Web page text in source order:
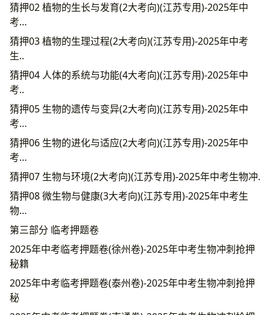
猜押02 植物的生长与发育(2大考向)(江苏专用)-2025年中
考…
猜押03 植物的生理过程(2大考向)(江苏专用)-2025年中考
生..
猜押04 人体的系统与功能(4大考向)(江苏专用)-2025年中
考..
猜押05 生物的遗传与变异(2大考向)(江苏专用)-2025年中
考…
猜押06 生物的进化与适应(2大考向)(江苏专用)-2025年中
考…
猜押07 生物与环境(2大考向)(江苏专用)-2025年中考生物冲.
猜押08 微生物与健康(3大考向)(江苏专用)-2025年中考生
物…
第三部分 临考押题卷
2025年中考临考押题卷(徐州卷)-2025年中考生物冲刺抢押
秘籍
2025年中考临考押题卷(泰州卷)-2025年中考生物冲刺抢押
秘